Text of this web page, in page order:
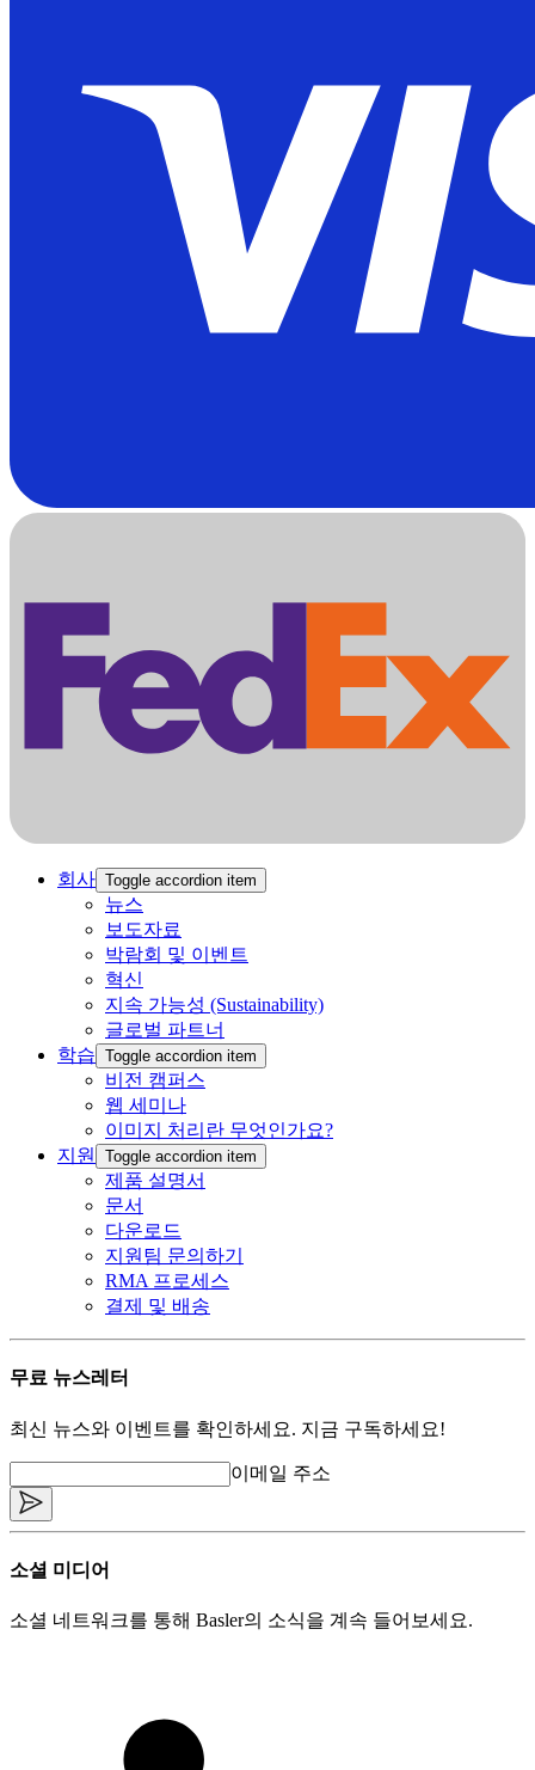
회사 Toggle accordion item
뉴스
보도자료
박람회 및 이벤트
혁신
지속 가능성 (Sustainability)
글로벌 파트너
학습 Toggle accordion item
비전 캠퍼스
‍웹 ‍세미나
이미지 처리란 무엇인가요?
지원
Toggle accordion item
제품 설명서
문서
다운로드
지원팀 문의하기
RMA 프로세스
결제 및 배송
무료 뉴스레터
최신 뉴스와 이벤트를 확인하세요. 지금 구독하세요!
이메일 주소
소셜 미디어
소셜 네트워크를 통해 Basler의 소식을 계속 들어보세요.